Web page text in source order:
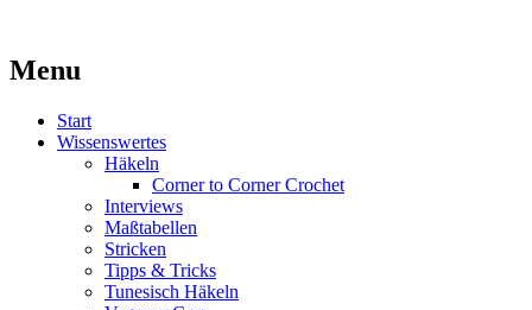
MissKnitness
Kaufst du noch oder strickst du schon?
Menu
Skip
Start
Wissenswertes
Häkeln
Corner to Corner Crochet
Interviews
Maßtabellen
Stricken
Tipps & Tricks
Tunesisch Häkeln